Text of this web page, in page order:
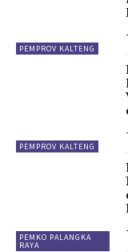
PEMPROV KALTENG
PEMPROV KALTENG
PEMKO PALANGKA
RAYA